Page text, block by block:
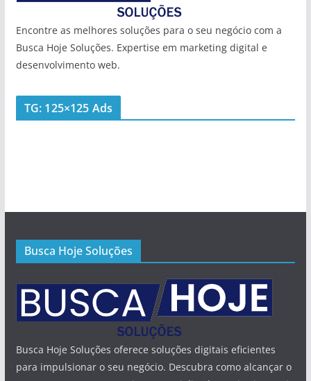
Encontre as melhores soluções para o seu negócio com a
Busca Hoje Soluções. Expertise em marketing digital e
desenvolvimento web.
TG: 125×125 Ads
Busca Hoje Soluções
Busca Hoje Soluções oferece soluções digitais eficientes
para impulsionar o seu negócio. Descubra como alcançar o